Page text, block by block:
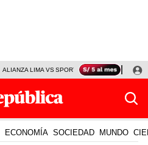
ALIANZA LIMA VS SPORT BOYS JORGE
ECONOMÍA SOCIEDAD MUNDO